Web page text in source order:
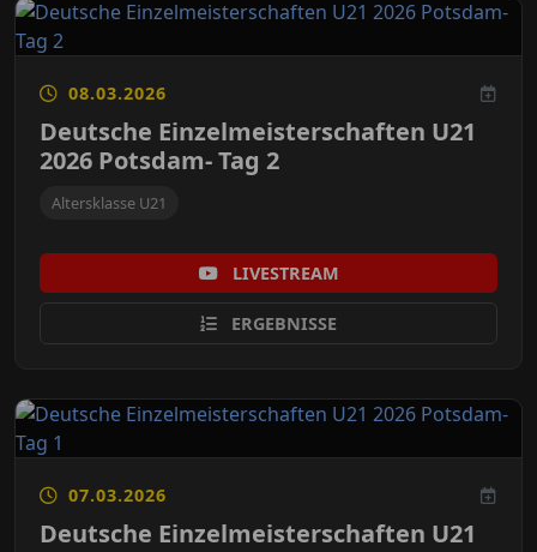
08.03.2026
Deutsche Einzelmeisterschaften U21
2026 Potsdam- Tag 2
Altersklasse U21
LIVESTREAM
ERGEBNISSE
07.03.2026
Deutsche Einzelmeisterschaften U21